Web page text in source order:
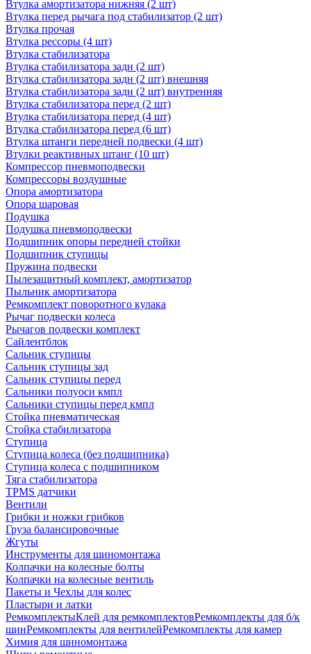
Втулка амортизатора нижняя (2 шт)
Втулка перед рычага под стабилизатор (2 шт)
Втулка прочая
Втулка рессоры (4 шт)
Втулка стабилизатора
Втулка стабилизатора задн (2 шт)
Втулка стабилизатора задн (2 шт) внешняя
Втулка стабилизатора задн (2 шт) внутренняя
Втулка стабилизатора перед (2 шт)
Втулка стабилизатора перед (4 шт)
Втулка стабилизатора перед (6 шт)
Втулка штанги передней подвески (4 шт)
Втулки реактивных штанг (10 шт)
Компрессор пневмоподвески
Компрессоры воздушные
Опора амортизатора
Опора шаровая
Подушка
Подушка пневмоподвески
Подшипник опоры передней стойки
Подшипник ступицы
Пружина подвески
Пылезащитный комплект, амортизатор
Пыльник амортизатора
Ремкомплект поворотного кулака
Рычаг подвески колеса
Рычагов подвески комплект
Сайлентблок
Сальник ступицы
Сальник ступицы зад
Сальник ступицы перед
Сальники полуоси кмпл
Сальники ступицы перед кмпл
Стойка пневматическая
Стойка стабилизатора
Ступица
Ступица колеса (без подшипника)
Ступица колеса с подшипником
Тяга стабилизатора
TPMS датчики
Вентили
Грибки и ножки грибков
Груза балансировочные
Жгуты
Инструменты для шиномонтажа
Колпачки на колесные болты
Колпачки на колесные вентиль
Пакеты и Чехлы для колес
Пластыри и латки
РемкомплектыКлей для ремкомплектовРемкомплекты для б/к
шинРемкомплекты для вентилейРемкомплекты для камер
Химия для шиномонтажа